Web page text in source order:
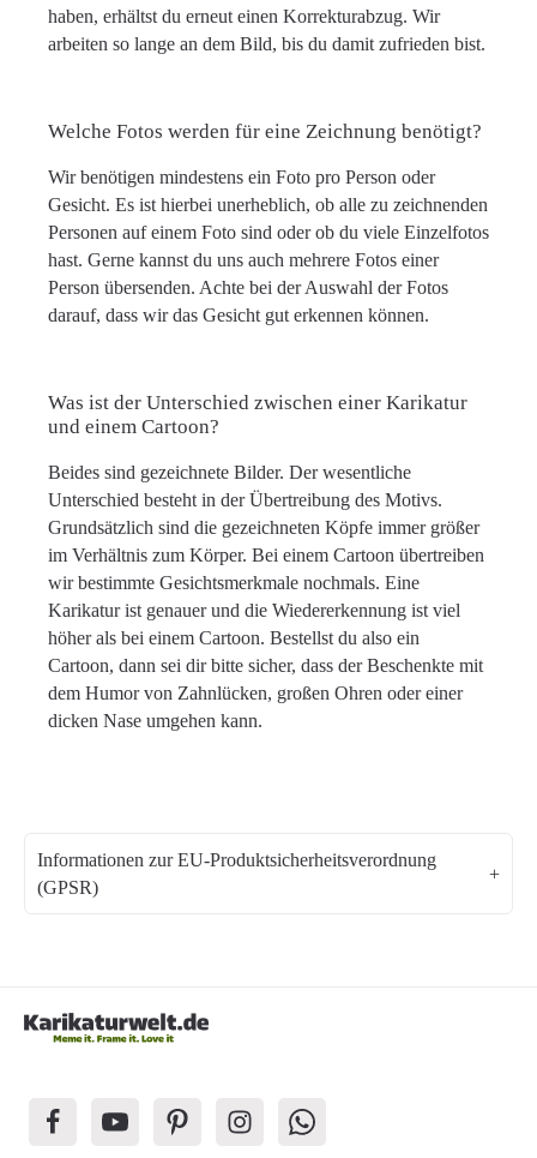
haben, erhältst du erneut einen Korrekturabzug. Wir
arbeiten so lange an dem Bild, bis du damit zufrieden bist.
Welche Fotos werden für eine Zeichnung benötigt?
Wir benötigen mindestens ein Foto pro Person oder
Gesicht. Es ist hierbei unerheblich, ob alle zu zeichnenden
Personen auf einem Foto sind oder ob du viele Einzelfotos
hast. Gerne kannst du uns auch mehrere Fotos einer
Person übersenden. Achte bei der Auswahl der Fotos
darauf, dass wir das Gesicht gut erkennen können.
Was ist der Unterschied zwischen einer Karikatur
und einem Cartoon?
Beides sind gezeichnete Bilder. Der wesentliche
Unterschied besteht in der Übertreibung des Motivs.
Grundsätzlich sind die gezeichneten Köpfe immer größer
im Verhältnis zum Körper. Bei einem Cartoon übertreiben
wir bestimmte Gesichtsmerkmale nochmals. Eine
Karikatur ist genauer und die Wiedererkennung ist viel
höher als bei einem Cartoon. Bestellst du also ein
Cartoon, dann sei dir bitte sicher, dass der Beschenkte mit
dem Humor von Zahnlücken, großen Ohren oder einer
dicken Nase umgehen kann.
Informationen zur EU-Produktsicherheitsverordnung
(GPSR)